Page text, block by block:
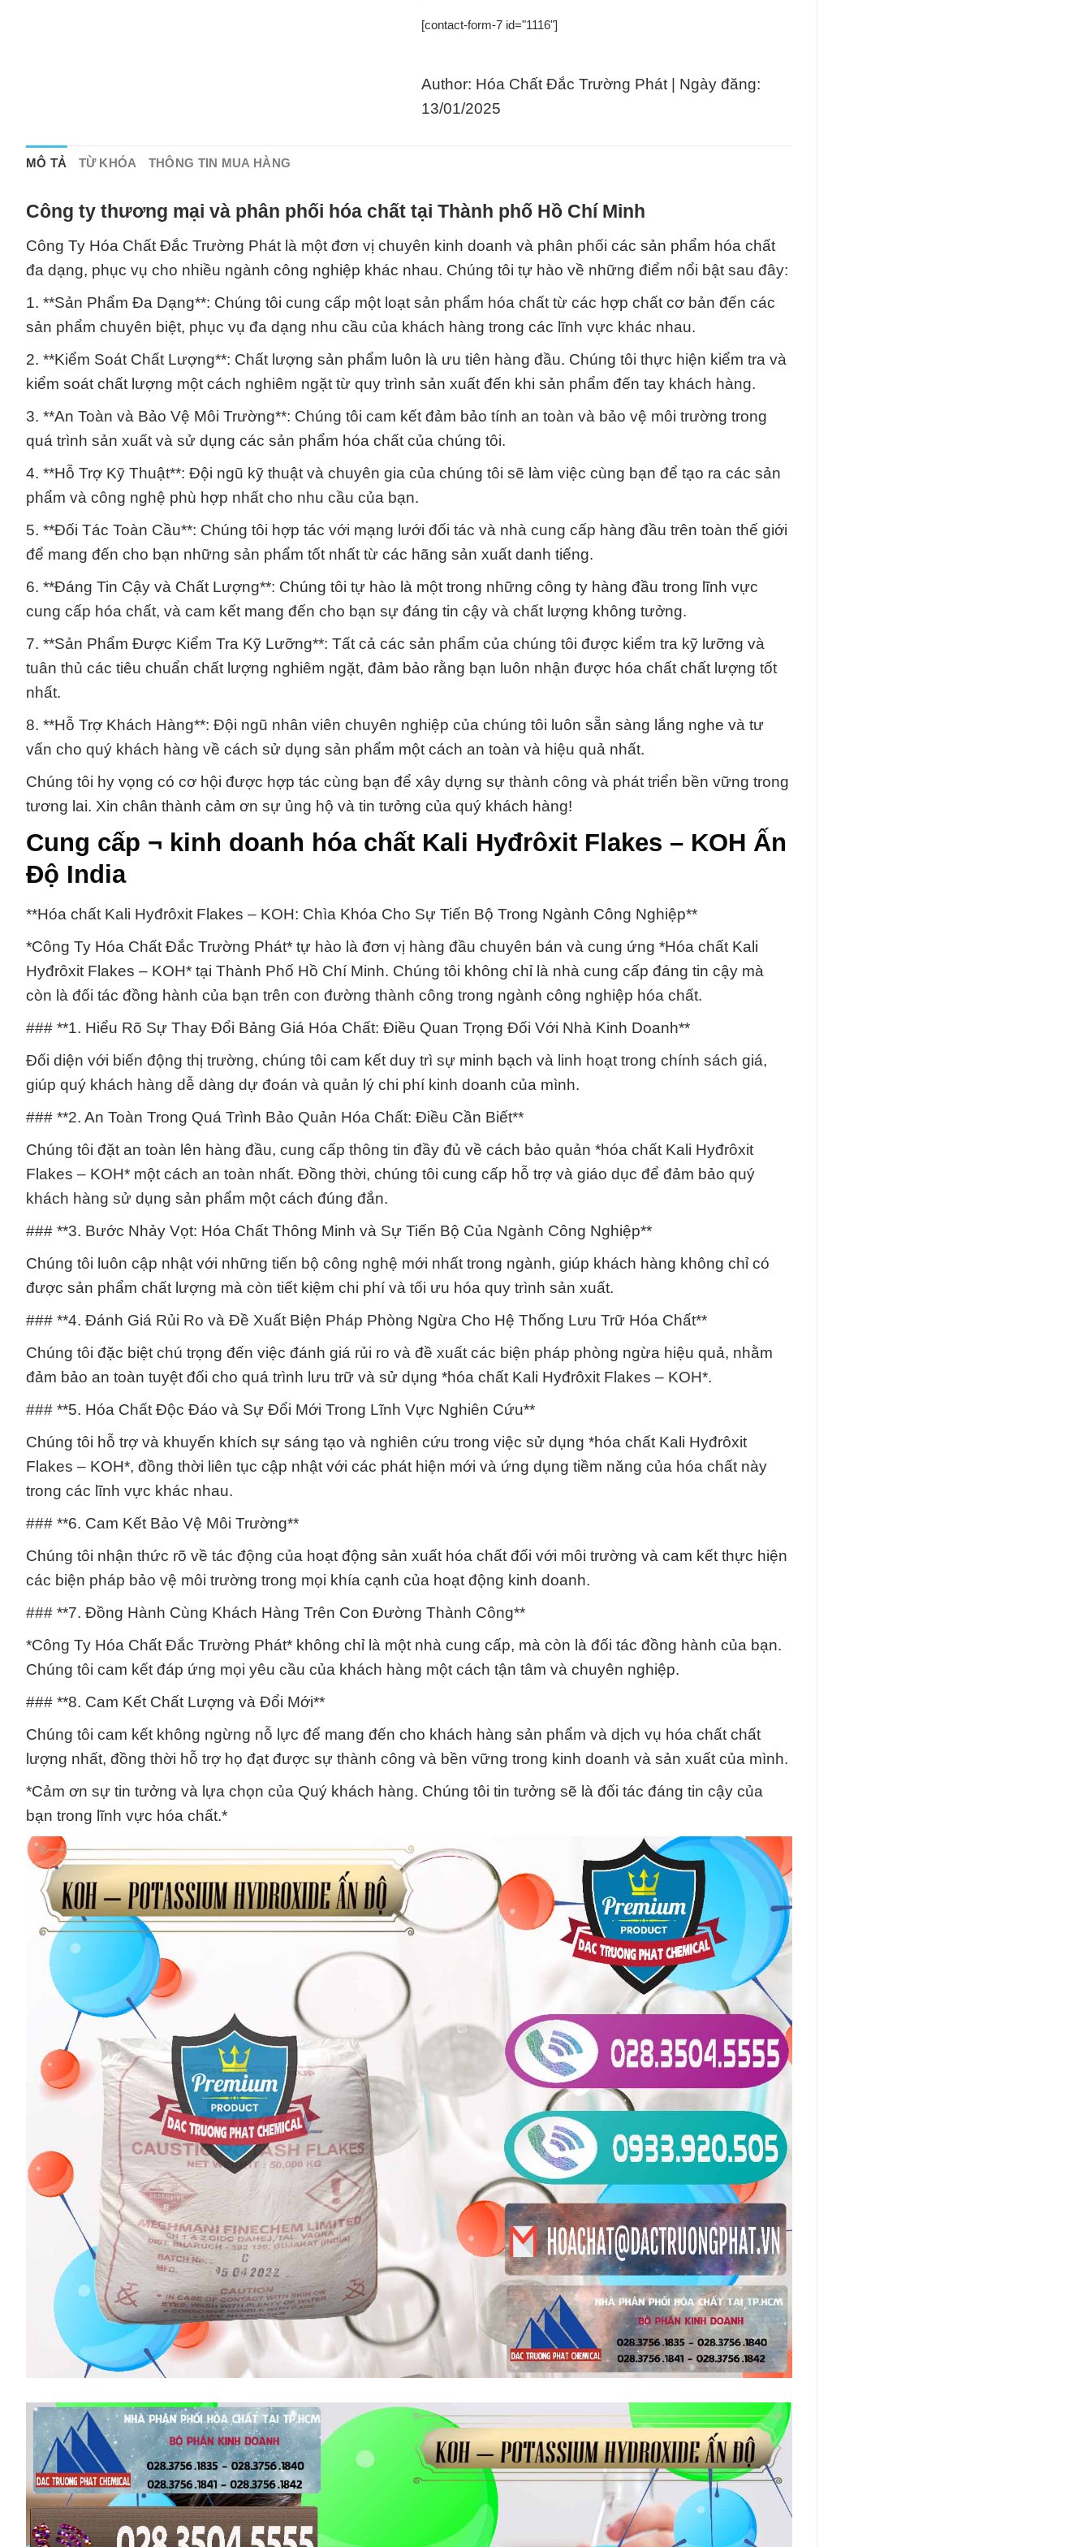
[contact-form-7 id="1116"]
Author: Hóa Chất Đắc Trường Phát | Ngày đăng:
13/01/2025
MÔ TẢ TỪ KHÓA THÔNG TIN MUA HÀNG
Công ty thương mại và phân phối hóa chất tại Thành phố Hồ Chí Minh
Công Ty Hóa Chất Đắc Trường Phát là một đơn vị chuyên kinh doanh và phân phối các sản phẩm hóa chất
đa dạng, phục vụ cho nhiều ngành công nghiệp khác nhau. Chúng tôi tự hào về những điểm nổi bật sau đây:
1. **Sản Phẩm Đa Dạng**: Chúng tôi cung cấp một loạt sản phẩm hóa chất từ các hợp chất cơ bản đến các
sản phẩm chuyên biệt, phục vụ đa dạng nhu cầu của khách hàng trong các lĩnh vực khác nhau.
2. **Kiểm Soát Chất Lượng**: Chất lượng sản phẩm luôn là ưu tiên hàng đầu. Chúng tôi thực hiện kiểm tra và
kiểm soát chất lượng một cách nghiêm ngặt từ quy trình sản xuất đến khi sản phẩm đến tay khách hàng.
3. **An Toàn và Bảo Vệ Môi Trường**: Chúng tôi cam kết đảm bảo tính an toàn và bảo vệ môi trường trong
quá trình sản xuất và sử dụng các sản phẩm hóa chất của chúng tôi.
4. **Hỗ Trợ Kỹ Thuật**: Đội ngũ kỹ thuật và chuyên gia của chúng tôi sẽ làm việc cùng bạn để tạo ra các sản
phẩm và công nghệ phù hợp nhất cho nhu cầu của bạn.
5. **Đối Tác Toàn Cầu**: Chúng tôi hợp tác với mạng lưới đối tác và nhà cung cấp hàng đầu trên toàn thế giới
để mang đến cho bạn những sản phẩm tốt nhất từ các hãng sản xuất danh tiếng.
6. **Đáng Tin Cậy và Chất Lượng**: Chúng tôi tự hào là một trong những công ty hàng đầu trong lĩnh vực
cung cấp hóa chất, và cam kết mang đến cho bạn sự đáng tin cậy và chất lượng không tưởng.
7. **Sản Phẩm Được Kiểm Tra Kỹ Lưỡng**: Tất cả các sản phẩm của chúng tôi được kiểm tra kỹ lưỡng và
tuân thủ các tiêu chuẩn chất lượng nghiêm ngặt, đảm bảo rằng bạn luôn nhận được hóa chất chất lượng tốt
nhất.
8. **Hỗ Trợ Khách Hàng**: Đội ngũ nhân viên chuyên nghiệp của chúng tôi luôn sẵn sàng lắng nghe và tư
vấn cho quý khách hàng về cách sử dụng sản phẩm một cách an toàn và hiệu quả nhất.
Chúng tôi hy vọng có cơ hội được hợp tác cùng bạn để xây dựng sự thành công và phát triển bền vững trong
tương lai. Xin chân thành cảm ơn sự ủng hộ và tin tưởng của quý khách hàng!
Cung cấp ¬ kinh doanh hóa chất Kali Hyđrôxit Flakes – KOH Ấn
Độ India
**Hóa chất Kali Hyđrôxit Flakes – KOH: Chìa Khóa Cho Sự Tiến Bộ Trong Ngành Công Nghiệp**
*Công Ty Hóa Chất Đắc Trường Phát* tự hào là đơn vị hàng đầu chuyên bán và cung ứng *Hóa chất Kali
Hyđrôxit Flakes – KOH* tại Thành Phố Hồ Chí Minh. Chúng tôi không chỉ là nhà cung cấp đáng tin cậy mà
còn là đối tác đồng hành của bạn trên con đường thành công trong ngành công nghiệp hóa chất.
### **1. Hiểu Rõ Sự Thay Đổi Bảng Giá Hóa Chất: Điều Quan Trọng Đối Với Nhà Kinh Doanh**
Đối diện với biến động thị trường, chúng tôi cam kết duy trì sự minh bạch và linh hoạt trong chính sách giá,
giúp quý khách hàng dễ dàng dự đoán và quản lý chi phí kinh doanh của mình.
### **2. An Toàn Trong Quá Trình Bảo Quản Hóa Chất: Điều Cần Biết**
Chúng tôi đặt an toàn lên hàng đầu, cung cấp thông tin đầy đủ về cách bảo quản *hóa chất Kali Hyđrôxit
Flakes – KOH* một cách an toàn nhất. Đồng thời, chúng tôi cung cấp hỗ trợ và giáo dục để đảm bảo quý
khách hàng sử dụng sản phẩm một cách đúng đắn.
### **3. Bước Nhảy Vọt: Hóa Chất Thông Minh và Sự Tiến Bộ Của Ngành Công Nghiệp**
Chúng tôi luôn cập nhật với những tiến bộ công nghệ mới nhất trong ngành, giúp khách hàng không chỉ có
được sản phẩm chất lượng mà còn tiết kiệm chi phí và tối ưu hóa quy trình sản xuất.
### **4. Đánh Giá Rủi Ro và Đề Xuất Biện Pháp Phòng Ngừa Cho Hệ Thống Lưu Trữ Hóa Chất**
Chúng tôi đặc biệt chú trọng đến việc đánh giá rủi ro và đề xuất các biện pháp phòng ngừa hiệu quả, nhằm
đảm bảo an toàn tuyệt đối cho quá trình lưu trữ và sử dụng *hóa chất Kali Hyđrôxit Flakes – KOH*.
### **5. Hóa Chất Độc Đáo và Sự Đổi Mới Trong Lĩnh Vực Nghiên Cứu**
Chúng tôi hỗ trợ và khuyến khích sự sáng tạo và nghiên cứu trong việc sử dụng *hóa chất Kali Hyđrôxit
Flakes – KOH*, đồng thời liên tục cập nhật với các phát hiện mới và ứng dụng tiềm năng của hóa chất này
trong các lĩnh vực khác nhau.
### **6. Cam Kết Bảo Vệ Môi Trường**
Chúng tôi nhận thức rõ về tác động của hoạt động sản xuất hóa chất đối với môi trường và cam kết thực hiện
các biện pháp bảo vệ môi trường trong mọi khía cạnh của hoạt động kinh doanh.
### **7. Đồng Hành Cùng Khách Hàng Trên Con Đường Thành Công**
*Công Ty Hóa Chất Đắc Trường Phát* không chỉ là một nhà cung cấp, mà còn là đối tác đồng hành của bạn.
Chúng tôi cam kết đáp ứng mọi yêu cầu của khách hàng một cách tận tâm và chuyên nghiệp.
### **8. Cam Kết Chất Lượng và Đổi Mới**
Chúng tôi cam kết không ngừng nỗ lực để mang đến cho khách hàng sản phẩm và dịch vụ hóa chất chất
lượng nhất, đồng thời hỗ trợ họ đạt được sự thành công và bền vững trong kinh doanh và sản xuất của mình.
*Cảm ơn sự tin tưởng và lựa chọn của Quý khách hàng. Chúng tôi tin tưởng sẽ là đối tác đáng tin cậy của
bạn trong lĩnh vực hóa chất.*